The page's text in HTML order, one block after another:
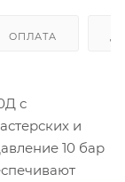
ОПЛАТА
с
и
10 бар